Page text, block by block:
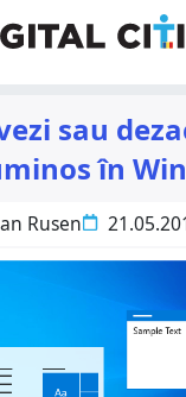
sau
în
Rusen